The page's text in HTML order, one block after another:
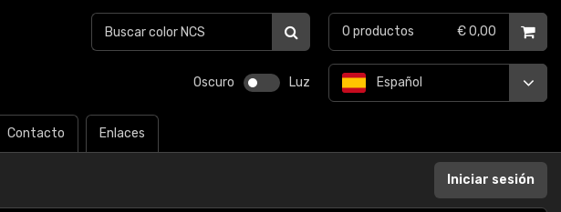
Oscuro Luz
Contacto Enlaces
Español
0 productos € 0,00
Iniciar sesión